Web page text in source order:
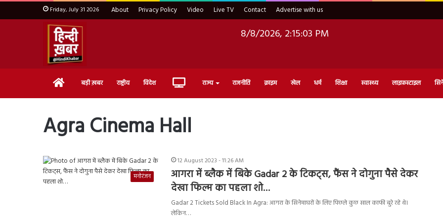
Friday, July 31 2026 About Privacy Policy Video Live TV Contact Advertise with us
8/8/2026, 2:15:04 PM
Home बड़ी ख़बर राष्ट्रीय विदेश Live राज्य राजनीति क्राइम खेल धर्म शिक्षा स्वास्थ्य लाइफ़स्टाइल
Agra Cinema Hall
मनोरंजन
12 August 2023 - 11:26 AM
आगरा में ब्लैक में बिके Gadar 2 के टिकट्स, फैंस ने दोगुना पैसे देकर
देखा फिल्म का पहला शो…
Gadar 2 Tickets Sold Black In Agra: आगरा के सिनेमाघरों के लिए पिछले कुछ साल काफी बुरे रहे थे।
लेकिन…